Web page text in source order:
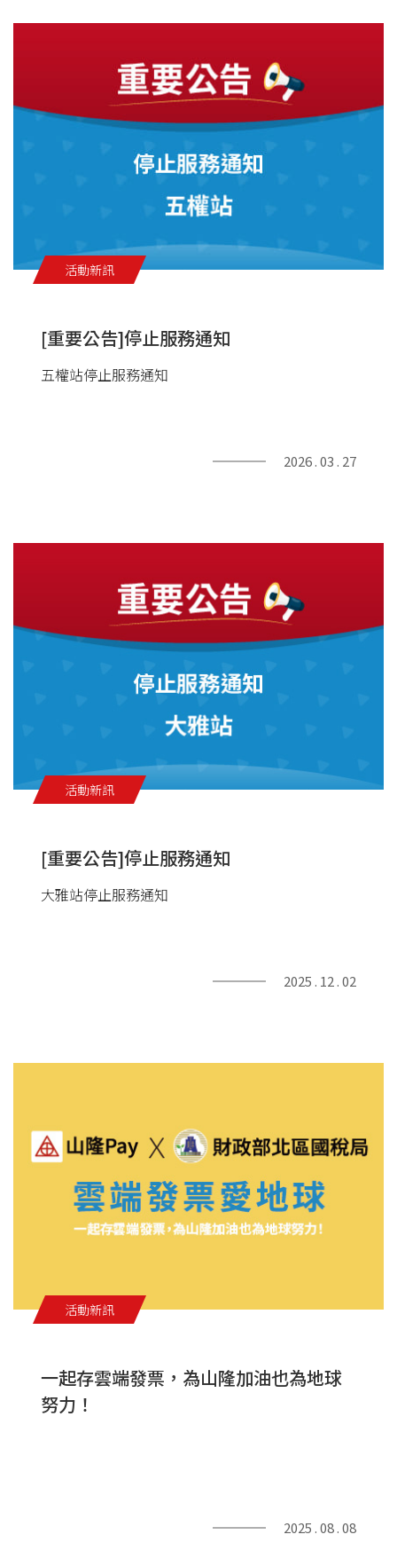
活動新訊
[重要公告]停止服務通知
五權站停止服務通知
2026 . 03 . 27
活動新訊
[重要公告]停止服務通知
大雅站停止服務通知
2025 . 12 . 02
活動新訊
一起存雲端發票，為山隆加油也為地球
努力！
2025 . 08 . 08